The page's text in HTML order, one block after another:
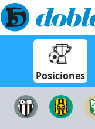
Posiciones